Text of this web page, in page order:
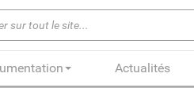
Actualités